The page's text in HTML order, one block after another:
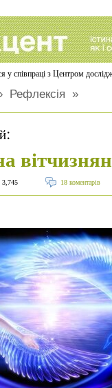
у співпраці з Центром
Рефлексія »
:
3,745 18 коментарів